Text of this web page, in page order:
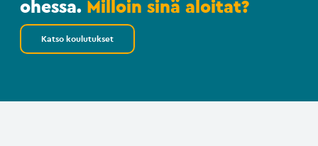
ohessa. Milloin sinä aloitat?
Katso koulutukset